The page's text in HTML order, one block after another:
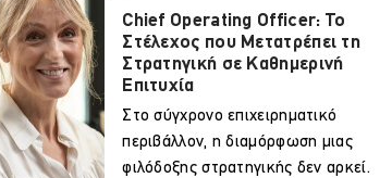
Chief Operating Officer: Το
Στέλεχος που Μετατρέπει τη
Στρατηγική σε Καθημερινή
Επιτυχία
Στο σύγχρονο επιχειρηματικό
περιβάλλον, η διαμόρφωση μιας
φιλόδοξης στρατηγικής δεν αρκεί.